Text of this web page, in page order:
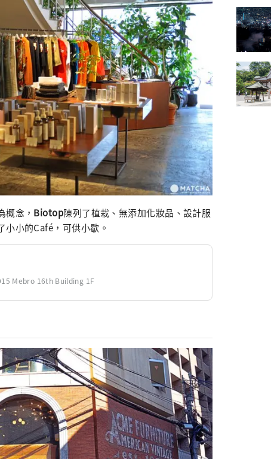
概念， Biotop陳列了植栽、無添加化妝品、設計服
小的Café，可供小歇。
Mebro 16th Building 1F